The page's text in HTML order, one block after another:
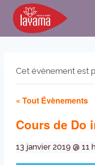
Aller
contenu
Cet évènement est
« Tout Évènements
Cours de Do
13 janvier 2019 @ 11